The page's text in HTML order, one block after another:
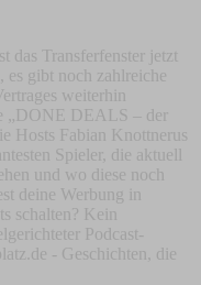
das Transferfenster jetzt
es gibt noch zahlreiche
weiterhin
„DONE DEALS – der
Hosts Fabian Knottnerus
Spieler, die aktuell
und wo diese noch
deine Werbung in
schalten? Kein
Podcast-
- Geschichten, die